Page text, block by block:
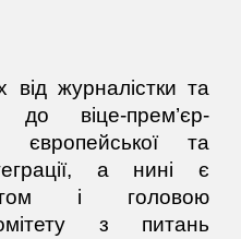
журналістки та
до віце-прем’єр-
європейської та
а нині є
і головою
з питань